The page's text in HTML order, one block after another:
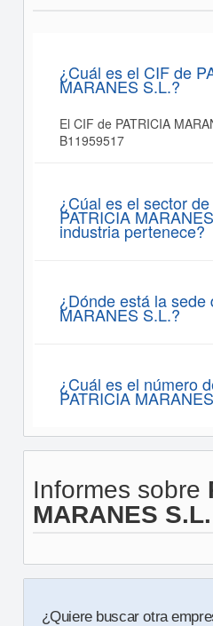
¿Cuál es el CIF de
MARANES S.L.?
El CIF de PATRICIA
B11959517
¿Cúal es el sector
PATRICIA
industria pertenece?
¿Dónde está la sede
MARANES S.L.?
¿Cuál es el número
PATRICIA
Informes sobre
MARANES S.L.
¿Quiere buscar otra